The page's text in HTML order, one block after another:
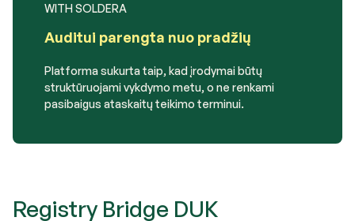
WITH SOLDERA
Auditui parengta nuo pradžių
Platforma sukurta taip, kad įrodymai būtų
struktūruojami vykdymo metu, o ne renkami
pasibaigus ataskaitų teikimo terminui.
Registry Bridge DUK